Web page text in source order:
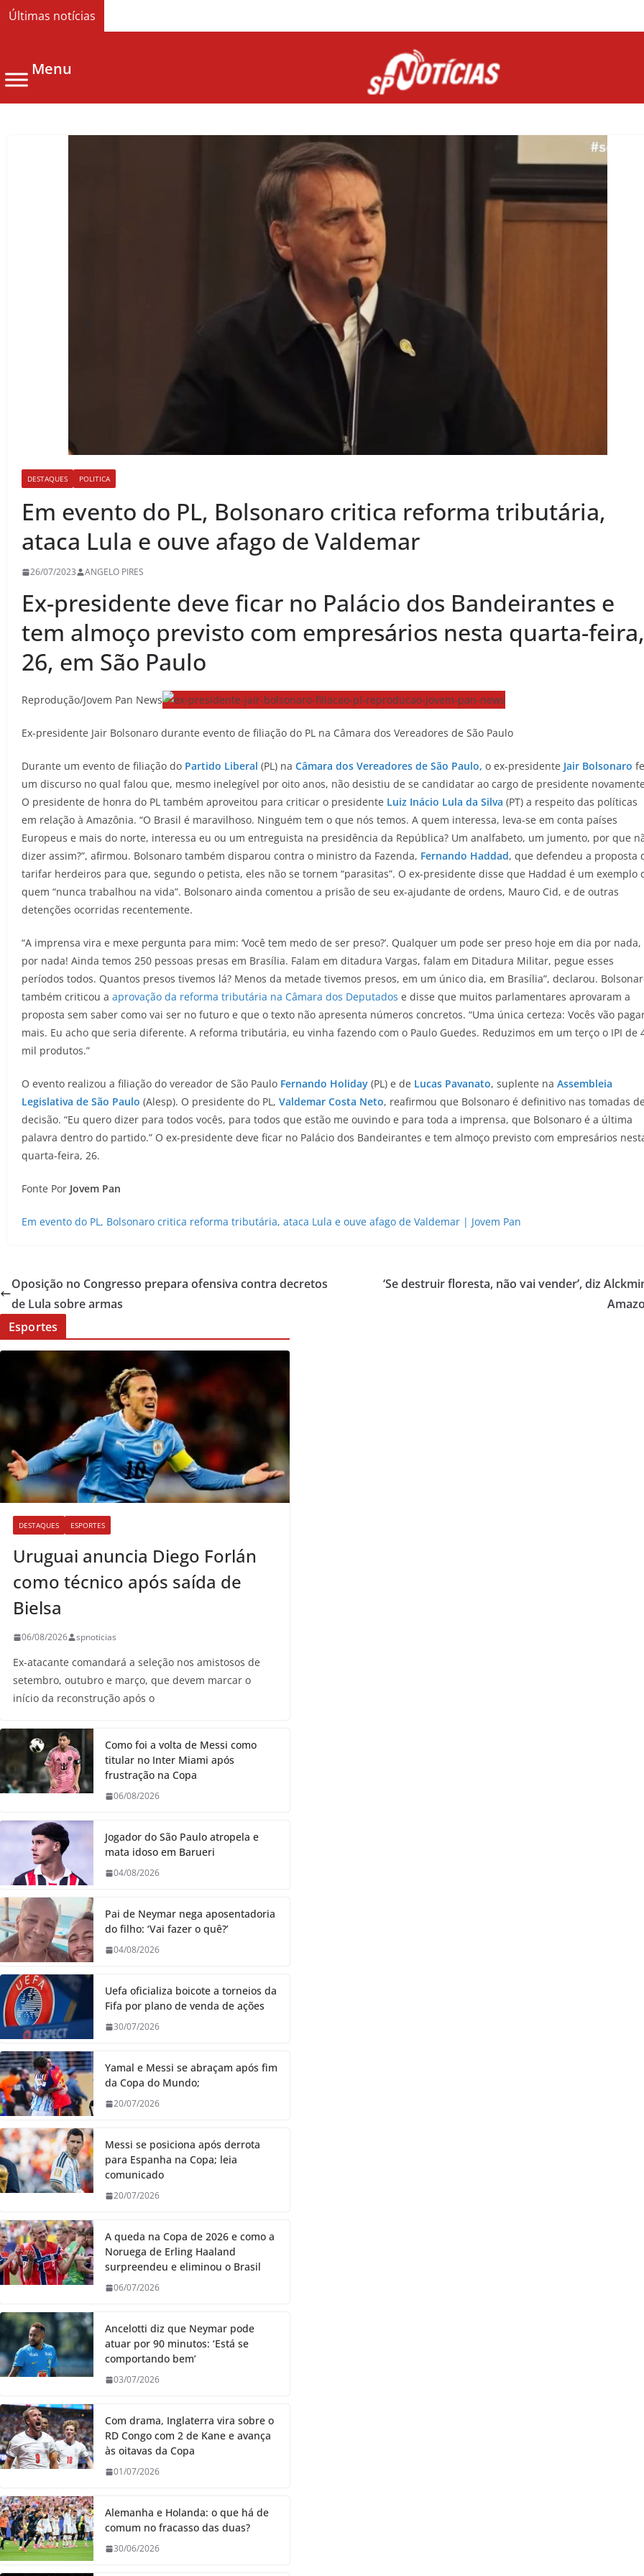
Últimas notícias
Menu
DESTAQUES POLITICA
Em evento do PL, Bolsonaro critica reforma tributária,
ataca Lula e ouve afago de Valdemar
26/07/2023 ANGELO PIRES
Ex-presidente deve ficar no Palácio dos Bandeirantes e
tem almoço previsto com empresários nesta quarta-feira,
26, em São Paulo
Reprodução/Jovem Pan News
Ex-presidente Jair Bolsonaro durante evento de filiação do PL na Câmara dos Vereadores de São Paulo
Durante um evento de filiação do Partido Liberal (PL) na Câmara dos Vereadores de São Paulo, o ex-presidente Jair Bolsonaro
um discurso no qual falou que, mesmo inelegível por oito anos, não desistiu de se candidatar ao cargo de presidente
O presidente de honra do PL também aproveitou para criticar o presidente Luiz Inácio Lula da Silva (PT) a respeito das políticas
em relação à Amazônia. “O Brasil é maravilhoso. Ninguém tem o que nós temos. A quem interessa, leva-se em conta países
Europeus e mais do norte, interessa eu ou um entreguista na presidência da República? Um analfabeto, um jumento, por que
dizer assim?”, afirmou. Bolsonaro também disparou contra o ministro da Fazenda, Fernando Haddad, que defendeu a proposta
tarifar herdeiros para que, segundo o petista, eles não se tornem “parasitas”. O ex-presidente disse que Haddad é um exemplo
quem “nunca trabalhou na vida”. Bolsonaro ainda comentou a prisão de seu ex-ajudante de ordens, Mauro Cid, e de outras
detenções ocorridas recentemente.
“A imprensa vira e mexe pergunta para mim: ‘Você tem medo de ser preso?’. Qualquer um pode ser preso hoje em dia por nada,
por nada! Ainda temos 250 pessoas presas em Brasília. Falam em ditadura Vargas, falam em Ditadura Militar, pegue esses
períodos todos. Quantos presos tivemos lá? Menos da metade tivemos presos, em um único dia, em Brasília”, declarou.
também criticou a aprovação da reforma tributária na Câmara dos Deputados e disse que muitos parlamentares aprovaram a
proposta sem saber como vai ser no futuro e que o texto não apresenta números concretos. “Uma única certeza: Vocês vão
mais. Eu acho que seria diferente. A reforma tributária, eu vinha fazendo com o Paulo Guedes. Reduzimos em um terço o IPI de
mil produtos.”
O evento realizou a filiação do vereador de São Paulo Fernando Holiday (PL) e de Lucas Pavanato, suplente na Assembleia
Legislativa de São Paulo (Alesp). O presidente do PL, Valdemar Costa Neto, reafirmou que Bolsonaro é definitivo nas tomadas
decisão. “Eu quero dizer para todos vocês, para todos que estão me ouvindo e para toda a imprensa, que Bolsonaro é a última
palavra dentro do partido.” O ex-presidente deve ficar no Palácio dos Bandeirantes e tem almoço previsto com empresários
quarta-feira, 26.
Fonte Por Jovem Pan
Em evento do PL, Bolsonaro critica reforma tributária, ataca Lula e ouve afago de Valdemar | Jovem Pan
Oposição no Congresso prepara ofensiva contra decretos
de Lula sobre armas
‘Se destruir floresta, não vai vender’, diz
Esportes
DESTAQUES ESPORTES
Uruguai anuncia Diego Forlán
como técnico após saída de
Bielsa
06/08/2026 spnoticias
Ex-atacante comandará a seleção nos amistosos de
setembro, outubro e março, que devem marcar o
início da reconstrução após o
Como foi a volta de Messi como
titular no Inter Miami após
frustração na Copa
06/08/2026
Jogador do São Paulo atropela e
mata idoso em Barueri
04/08/2026
Pai de Neymar nega aposentadoria
do filho: ‘Vai fazer o quê?’
04/08/2026
Uefa oficializa boicote a torneios da
Fifa por plano de venda de ações
30/07/2026
Yamal e Messi se abraçam após fim
da Copa do Mundo;
20/07/2026
Messi se posiciona após derrota
para Espanha na Copa; leia
comunicado
20/07/2026
A queda na Copa de 2026 e como a
Noruega de Erling Haaland
surpreendeu e eliminou o Brasil
06/07/2026
Ancelotti diz que Neymar pode
atuar por 90 minutos: ‘Está se
comportando bem’
03/07/2026
Com drama, Inglaterra vira sobre o
RD Congo com 2 de Kane e avança
às oitavas da Copa
01/07/2026
Alemanha e Holanda: o que há de
comum no fracasso das duas?
30/06/2026